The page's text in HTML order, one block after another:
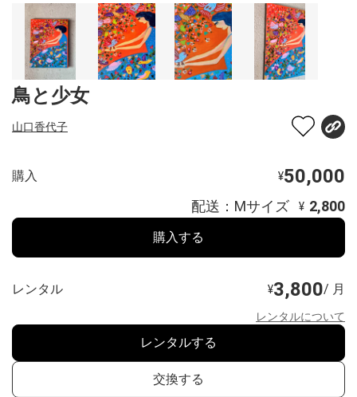
鳥と少女
山口香代子
購入 ¥50,000
配送：Mサイズ ¥ 2,800
購入する
レンタル ¥3,800/ 月
レンタルについて
レンタルする
交換する